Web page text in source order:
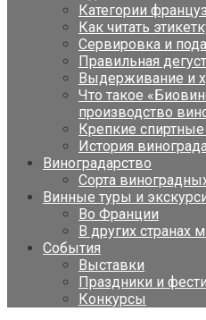
Категории
Как читать
Сервировка и
Правильная
Выдерживание и
Что такое
производство
Крепкие спиртные
История
Виноградарство
Сорта
Винные туры и
Во Франции
В других странах
События
Выставки
Праздники и
Конкурсы